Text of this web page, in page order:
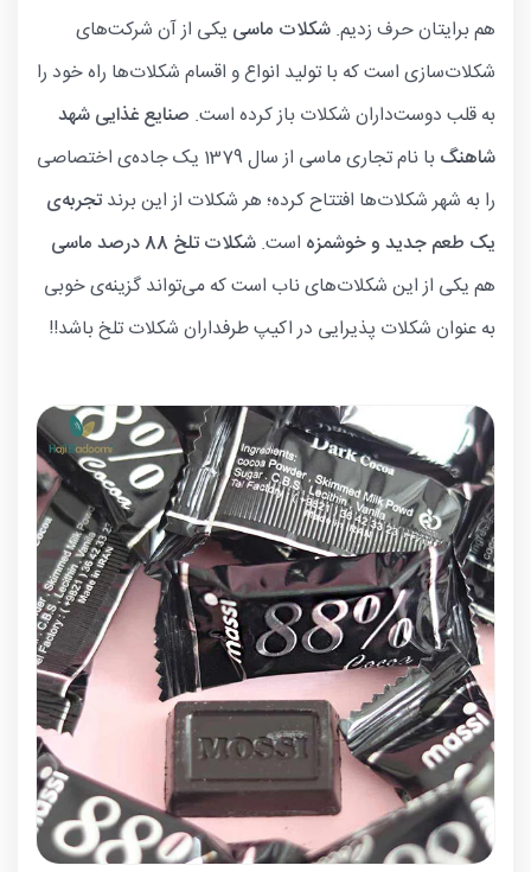
هم برایتان حرف زدیم.شکلات ماسی یکی از آن شرکت‌های
شکلات‌سازی است که با تولید انواع و اقسام شکلات‌ها راه خود را
به قلب دوست‌داران شکلات باز کرده است. صنایع غذایی شهد
شاهنگ
با نام تجاری ماسی از سال 1379 یک جاده‌ی اختصاصی
را به شهر شکلات‌ها افتتاح کرده؛ هر شکلات از این برندتجربه‌ی
یک طعم جدید و خوشمزه است.شکلات تلخ 88 درصد ماسی
هم یکی از این شکلات‌های ناب است که می‌تواند گزینه‌ی خوبی
به عنوان شکلات پذیرایی در اکیپ طرفداران شکلات تلخ باشد!!